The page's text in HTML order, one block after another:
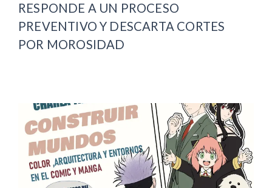
RESPONDE A UN PROCESO
PREVENTIVO Y DESCARTA CORTES
POR MOROSIDAD